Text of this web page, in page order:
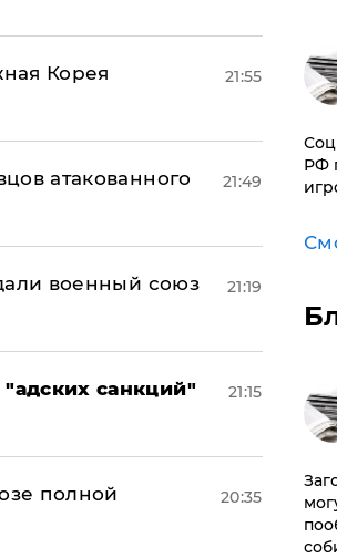
Корея
21:55
атакованного
21:49
военный союз
21:19
санкций"
21:15
полной
20:35
РФ